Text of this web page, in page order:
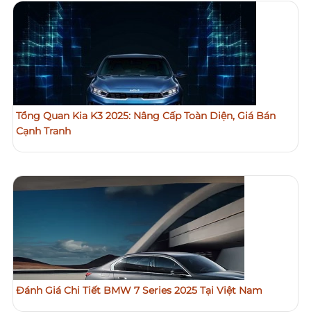
Tổng Quan Kia K3 2025: Nâng Cấp Toàn Diện, Giá Bán
Cạnh Tranh
Đánh Giá Chi Tiết BMW 7 Series 2025 Tại Việt Nam